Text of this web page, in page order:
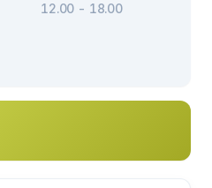
12.00 - 18.00